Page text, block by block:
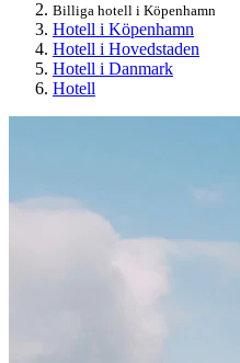
Billiga hotell i Köpenhamn
Hotell i Köpenhamn
Hotell i Hovedstaden
Hotell i Danmark
Hotell